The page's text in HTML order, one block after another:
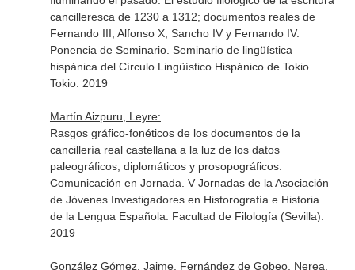
cancilleresca de 1230 a 1312; documentos reales de
Fernando III, Alfonso X, Sancho IV y Fernando IV.
Ponencia de Seminario. Seminario de lingüística
hispánica del Círculo Lingüístico Hispánico de Tokio.
Tokio. 2019
Martín Aizpuru, Leyre:
Rasgos gráfico-fonéticos de los documentos de la
cancillería real castellana a la luz de los datos
paleográficos, diplomáticos y prosopográficos.
Comunicación en Jornada. V Jornadas de la Asociación
de Jóvenes Investigadores en Historografía e Historia
de la Lengua Española. Facultad de Filología (Sevilla).
2019
González Gómez, Jaime, Fernández de Gobeo, Nerea,